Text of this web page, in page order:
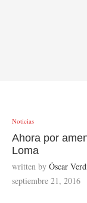
Noticias
Ahora por
Loma
written by Óscar
septiembre 21, 2016